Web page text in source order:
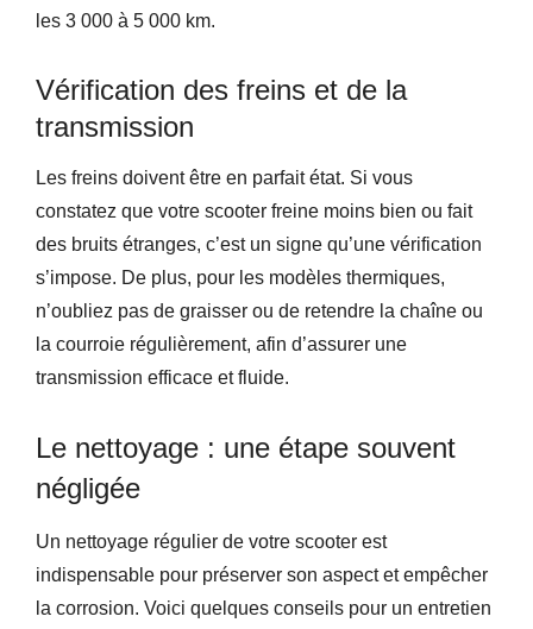
les 3 000 à 5 000 km.
Vérification des freins et de la
transmission
Les freins doivent être en parfait état. Si vous
constatez que votre scooter freine moins bien ou fait
des bruits étranges, c’est un signe qu’une vérification
s’impose. De plus, pour les modèles thermiques,
n’oubliez pas de graisser ou de retendre la chaîne ou
la courroie régulièrement, afin d’assurer une
transmission efficace et fluide.
Le nettoyage : une étape souvent
négligée
Un nettoyage régulier de votre scooter est
indispensable pour préserver son aspect et empêcher
la corrosion. Voici quelques conseils pour un entretien